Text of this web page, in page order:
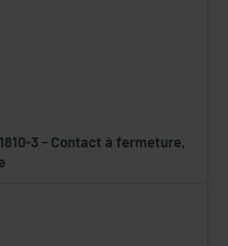
3 - Contact à fermeture,